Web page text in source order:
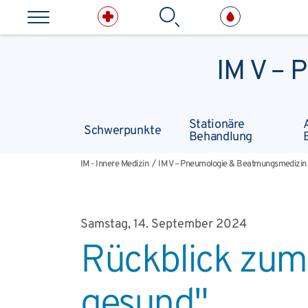
Direkt zum Inhalt springen
IM V –
Schwerpunkte Stationäre
Behandlung
Kliniken & medizinische
IM - Innere Medizin IM V – Pneumologie & Beatmungsmedizin
IM - Innere Medizin IM V – Pneumologie & Beatmungsmedizin
Samstag, 14. September 2024
Rückblick